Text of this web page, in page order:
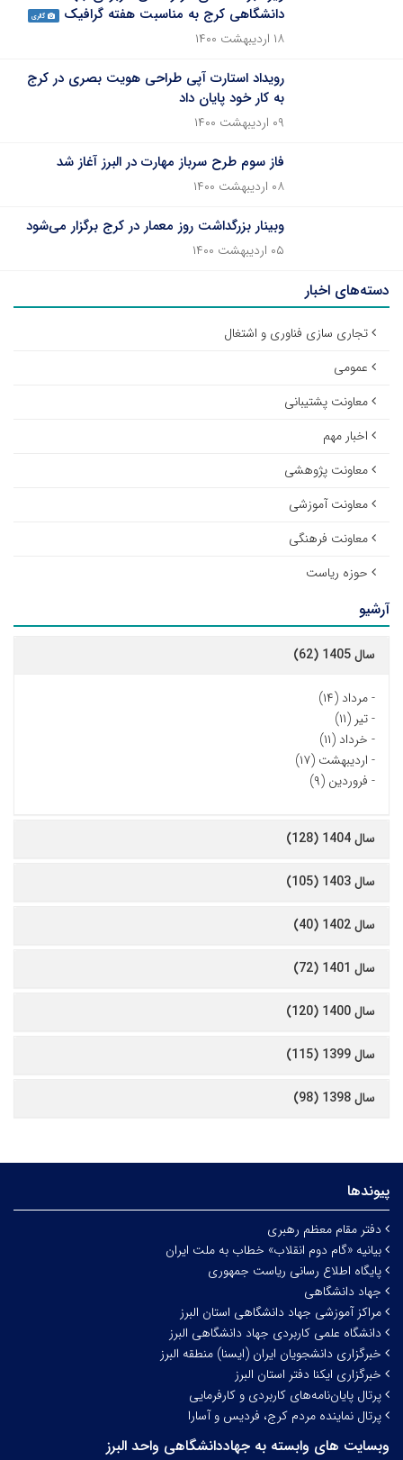
دانشگاهی کرج به مناسبت هفته گرافیک
گالری
۱۸ اردیبهشت ۱۴۰۰
رویداد استارت آپی طراحی هویت بصری در کرج
به کار خود پایان داد
۰۹ اردیبهشت ۱۴۰۰
فاز سوم طرح سرباز مهارت در البرز آغاز شد
۰۸ اردیبهشت ۱۴۰۰
وبینار بزرگداشت روز معمار در کرج برگزار می‌شود
۰۵ اردیبهشت ۱۴۰۰
دسته‌های اخبار
تجاری سازی فناوری و اشتغال
عمومی
معاونت پشتیبانی
اخبار مهم
معاونت پژوهشی
معاونت آموزشی
معاونت فرهنگی
حوزه ریاست
آرشیو
سال 1405 (62)
-مرداد (۱۴)
-تیر (۱۱)
- خرداد (۱۱)
- اردیبهشت (۱۷)
- فروردین (۹)
سال 1404 (128)
سال 1403 (105)
سال 1402 (40)
سال 1401 (72)
سال 1400 (120)
سال 1399 (115)
سال 1398 (98)
پیوندها
دفتر مقام معظم رهبری
بیانیه «گام دوم انقلاب» خطاب به ملت ایران
پایگاه اطلاع رسانی ریاست جمهوری
جهاد دانشگاهی
مراکز آموزشی جهاد دانشگاهی استان البرز
دانشگاه علمی کاربردی جهاد دانشگاهی البرز
خبرگزاری دانشجویان ایران (ایسنا) منطقه البرز
خبرگزاری ایکنا دفتر استان البرز
پرتال پایان‌نامه‌های کاربردی و کارفرمایی
پرتال نماینده مردم کرج، فردیس و آسارا
وبسایت های وابسته به جهاددانشگاهی واحد البرز